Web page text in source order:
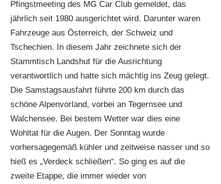
Pfingstmeeting des MG Car Club gemeldet, das
jährlich seit 1980 ausgerichtet wird. Darunter waren
Fahrzeuge aus Österreich, der Schweiz und
Tschechien. In diesem Jahr zeichnete sich der
Stammtisch Landshut für die Ausrichtung
verantwortlich und hatte sich mächtig ins Zeug gelegt.
Die Samstagsausfahrt führte 200 km durch das
schöne Alpenvorland, vorbei an Tegernsee und
Walchensee. Bei bestem Wetter war dies eine
Wohltat für die Augen. Der Sonntag wurde
vorhersagegemäß kühler und zeitweise nasser und so
hieß es „Verdeck schließen“. So ging es auf die
zweite Etappe, die immer wieder von